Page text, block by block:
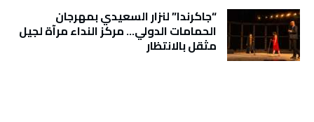
“جاكرندا” لنزار السعيدي بمهرجان
الحمامات الدولي… مركز النداء مرآة لجيل
مثقل بالانتظار